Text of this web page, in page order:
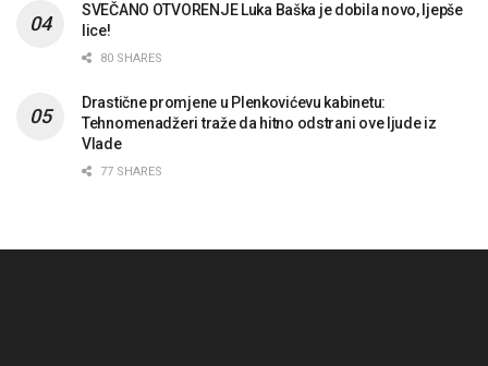
SVEČANO OTVORENJE Luka Baška je dobila novo, ljepše
lice!
80 SHARES
Drastične promjene u Plenkovićevu kabinetu:
Tehnomenadžeri traže da hitno odstrani ove ljude iz
Vlade
77 SHARES